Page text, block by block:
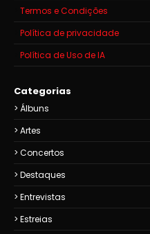
Termos e Condições
Política de privacidade
Política de Uso de IA
Categorias
Álbuns
Artes
Concertos
Destaques
Entrevistas
Estreias